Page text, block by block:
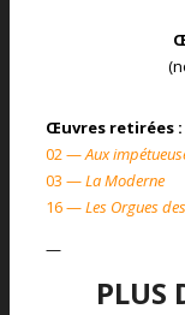
Œuvres retirées :
02 —Aux
03 —La Moderne
16 —Les Orgues
—
PLUS